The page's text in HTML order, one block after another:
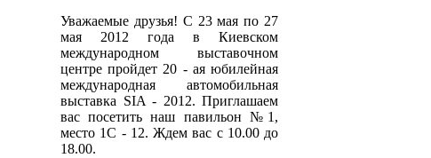
Уважаемые друзья! С 23 мая по 27
мая 2012 года в Киевском
международном выставочном
центре пройдет 20 - ая юбилейная
международная автомобильная
выставка SIA - 2012. Приглашаем
вас посетить наш павильон №1,
место 1С - 12. Ждем вас с 10.00 до
18.00.